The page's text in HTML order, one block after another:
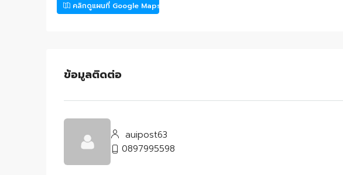
คลิกดูแผนที่ Google Maps
ข้อมูลติดต่อ
auipost63
0897995598